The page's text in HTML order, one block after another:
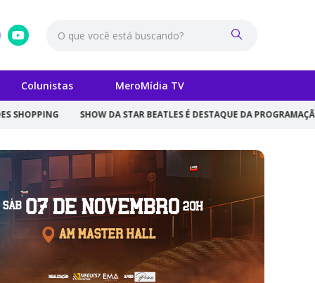
Colunistas MeroMídia TV
SHOW DA STAR BEATLES É DESTAQUE DA PROGRAMAÇÃO DE DIA